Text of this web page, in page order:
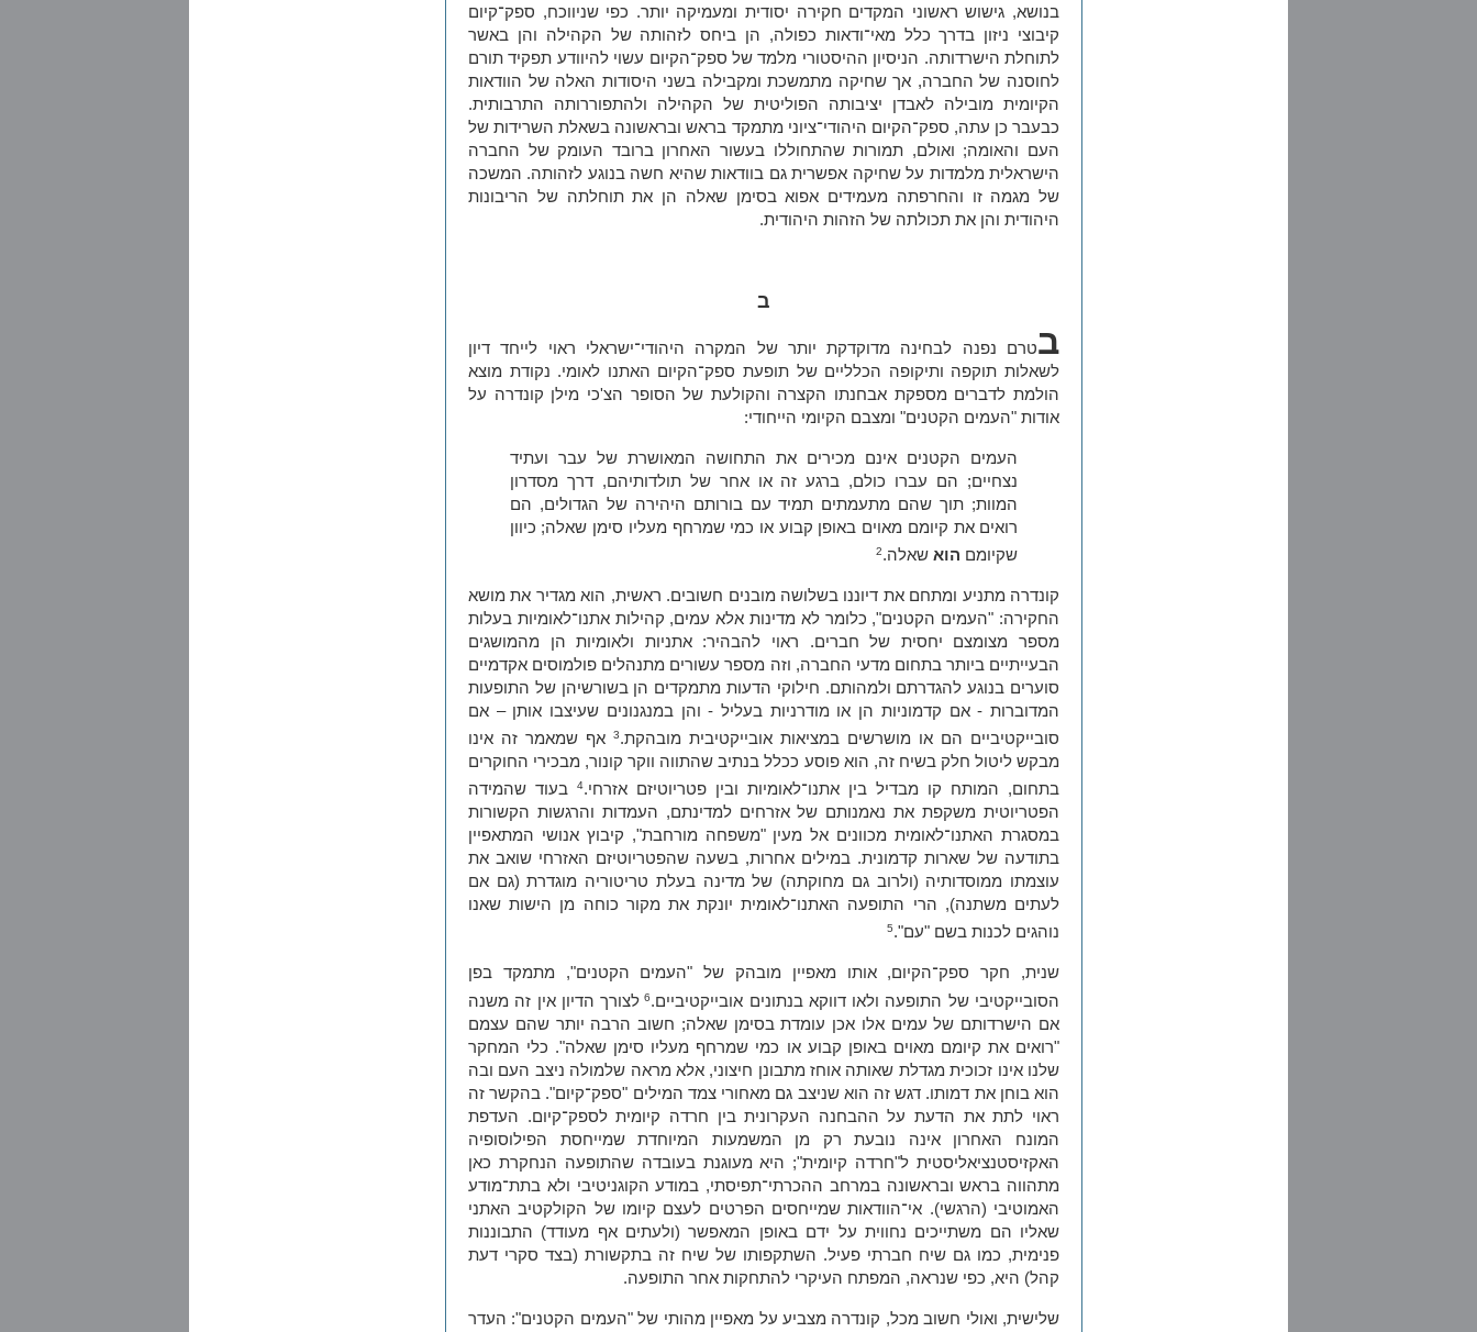
בנושא, גישוש ראשוני המקדים חקירה יסודית ומעמיקה יותר. כפי שניווכח, ספק־קיום
קיבוצי ניזון בדרך כלל מאי־ודאות כפולה, הן ביחס לזהותה של הקהילה והן באשר
לתוחלת הישרדותה. הניסיון ההיסטורי מלמד של ספק־הקיום עשוי להיוודע תפקיד תורם
לחוסנה של החברה, אך שחיקה מתמשכת ומקבילה בשני היסודות האלה של הוודאות
הקיומית מובילה לאבדן יציבותה הפוליטית של הקהילה ולהתפוררותה התרבותית.
כבעבר כן עתה, ספק־הקיום היהודי־ציוני מתמקד בראש ובראשונה בשאלת השרידות של
העם והאומה; ואולם, תמורות שהתחוללו בעשור האחרון ברובד העומק של החברה
הישראלית מלמדות על שחיקה אפשרית גם בוודאות שהיא חשה בנוגע לזהותה. המשכה
של מגמה זו והחרפתה מעמידים אפוא בסימן שאלה הן את תוחלתה של הריבונות
היהודית והן את תכולתה של הזהות היהודית.
ב
בטרם נפנה לבחינה מדוקדקת יותר של המקרה היהודי־ישראלי ראוי לייחד דיון
לשאלות תוקפה ותיקופה הכלליים של תופעת ספק־הקיום האתנו לאומי. נקודת מוצא
הולמת לדברים מספקת אבחנתו הקצרה והקולעת של הסופר הצ'כי מילן קונדרה על
אודות "העמים הקטנים" ומצבם הקיומי הייחודי:
העמים הקטנים אינם מכירים את התחושה המאושרת של עבר ועתיד
נצחיים; הם עברו כולם, ברגע זה או אחר של תולדותיהם, דרך מסדרון
המוות; תוך שהם מתעמתים תמיד עם בורותם היהירה של הגדולים, הם
רואים את קיומם מאוים באופן קבוע או כמי שמרחף מעליו סימן שאלה; כיוון
שקיומם הואשאלה.2
קונדרה מתניע ומתחם את דיוננו בשלושה מובנים חשובים. ראשית, הוא מגדיר את מושא
החקירה: "העמים הקטנים", כלומר לא מדינות אלא עמים, קהילות אתנו־לאומיות בעלות
מספר מצומצם יחסית של חברים. ראוי להבהיר: אתניות ולאומיות הן מהמושגים
הבעייתיים ביותר בתחום מדעי החברה, וזה מספר עשורים מתנהלים פולמוסים אקדמיים
סוערים בנוגע להגדרתם ולמהותם. חילוקי הדעות מתמקדים הן בשורשיהן של התופעות
המדוברות - אם קדמוניות הן או מודרניות בעליל - והן במנגנונים שעיצבו אותן – אם
סובייקטיביים הם או מושרשים במציאות אובייקטיבית מובהקת.3
אף שמאמר זה אינו
מבקש ליטול חלק בשיח זה, הוא פוסע ככלל בנתיב שהתווה ווקר קונור, מבכירי החוקרים
בתחום, המותח קו מבדיל בין אתנו־לאומיות ובין פטריוטיזם אזרחי.4
בעוד שהמידה
הפטריוטית משקפת את נאמנותם של אזרחים למדינתם, העמדות והרגשות הקשורות
במסגרת האתנו־לאומית מכוונים אל מעין "משפחה מורחבת", קיבוץ אנושי המתאפיין
בתודעה של שארות קדמונית. במילים אחרות, בשעה שהפטריוטיזם האזרחי שואב את
עוצמתו ממוסדותיה (ולרוב גם מחוקתה) של מדינה בעלת טריטוריה מוגדרת (גם אם
לעתים משתנה), הרי התופעה האתנו־לאומית יונקת את מקור כוחה מן הישות שאנו
נוהגים לכנות בשם "עם".5
שנית, חקר ספק־הקיום, אותו מאפיין מובהק של "העמים הקטנים", מתמקד בפן
הסובייקטיבי של התופעה ולאו דווקא בנתונים אובייקטיביים.6 לצורך הדיון אין זה משנה
אם הישרדותם של עמים אלו אכן עומדת בסימן שאלה; חשוב הרבה יותר שהם עצמם
"רואים את קיומם מאוים באופן קבוע או כמי שמרחף מעליו סימן שאלה". כלי המחקר
שלנו אינו זכוכית מגדלת שאותה אוחז מתבונן חיצוני, אלא מראה שלמולה ניצב העם ובה
הוא בוחן את דמותו. דגש זה הוא שניצב גם מאחורי צמד המילים "ספק־קיום". בהקשר זה
ראוי לתת את הדעת על ההבחנה העקרונית בין חרדה קיומית לספק־קיום. העדפת
המונח האחרון אינה נובעת רק מן המשמעות המיוחדת שמייחסת הפילוסופיה
האקזיסטנציאליסטית ל"חרדה קיומית"; היא מעוגנת בעובדה שהתופעה הנחקרת כאן
מתהווה בראש ובראשונה במרחב ההכרתי־תפיסתי, במודע הקוגניטיבי ולא בתת־מודע
האמוטיבי (הרגשי). אי־הוודאות שמייחסים הפרטים לעצם קיומו של הקולקטיב האתני
שאליו הם משתייכים נחווית על ידם באופן המאפשר (ולעתים אף מעודד) התבוננות
פנימית, כמו גם שיח חברתי פעיל. השתקפותו של שיח זה בתקשורת (בצד סקרי דעת
קהל) היא, כפי שנראה, המפתח העיקרי להתחקות אחר התופעה.
שלישית, ואולי חשוב מכל, קונדרה מצביע על מאפיין מהותי של "העמים הקטנים": העדר